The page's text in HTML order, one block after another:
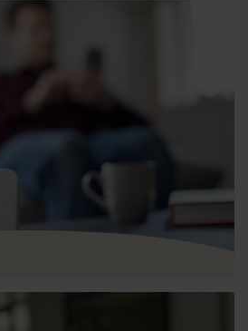
cartref: esboniad o dermau